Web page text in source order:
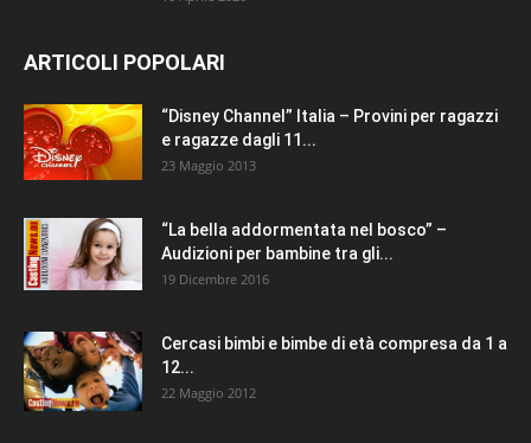
ARTICOLI POPOLARI
“Disney Channel” Italia – Provini per ragazzi
e ragazze dagli 11...
23 Maggio 2013
“La bella addormentata nel bosco” –
Audizioni per bambine tra gli...
19 Dicembre 2016
Cercasi bimbi e bimbe di età compresa da 1 a
12...
22 Maggio 2012